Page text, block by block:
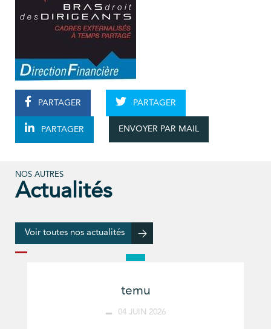
PARTAGER PARTAGER
PARTAGER ENVOYER PAR MAIL
NOS AUTRES
Actualités
Voir toutes nos actualités
temu
04 JUIN 2026